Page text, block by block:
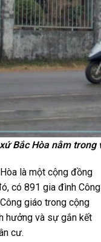
Bắc Hòa nằm
là một cộng đồng
có 891 gia đình Công
giáo trong cộng
hưởng và sự gắn kết
cư.